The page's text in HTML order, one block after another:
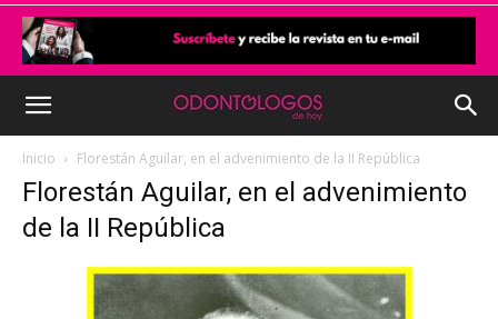
Inicio Florestán Aguilar, en el advenimiento de la II República
Florestán Aguilar, en el advenimiento
de la II República